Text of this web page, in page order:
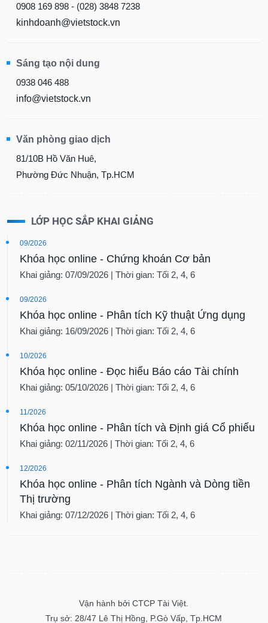
0908 169 898 - (028) 3848 7238
kinhdoanh@vietstock.vn
Sáng tạo nội dung
0938 046 488
info@vietstock.vn
Văn phòng giao dịch
81/10B Hồ Văn Huê,
Phường Đức Nhuận, Tp.HCM
LỚP HỌC SẮP KHAI GIẢNG
09/2026
Khóa học online - Chứng khoán Cơ bản
Khai giảng: 07/09/2026 | Thời gian: Tối 2, 4, 6
09/2026
Khóa học online - Phân tích Kỹ thuật Ứng dụng
Khai giảng: 16/09/2026 | Thời gian: Tối 2, 4, 6
10/2026
Khóa học online - Đọc hiểu Báo cáo Tài chính
Khai giảng: 05/10/2026 | Thời gian: Tối 2, 4, 6
11/2026
Khóa học online - Phân tích và Định giá Cổ phiếu
Khai giảng: 02/11/2026 | Thời gian: Tối 2, 4, 6
12/2026
Khóa học online - Phân tích Ngành và Dòng tiền
Thị trường
Khai giảng: 07/12/2026 | Thời gian: Tối 2, 4, 6
Vận hành bởi CTCP Tài Việt.
Trụ sở: 28/47 Lê Thị Hồng, P.Gò Vấp, Tp.HCM